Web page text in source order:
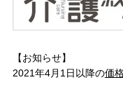
【お知らせ】
2021年4月1日以降の価